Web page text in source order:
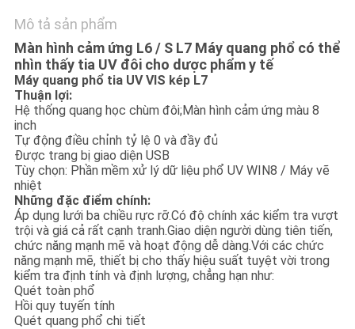
ĐỒ
TRANG
WEB
PRIVACY
POLICY
Mô tả sản phẩm
Màn hình cảm ứng L6 / S L7 Máy quang phổ có thể
nhìn thấy tia UV đôi cho dược phẩm y tế
Máy quang phổ tia UV VIS kép L7
Thuận lợi:
Hệ thống quang học chùm đôi;Màn hình cảm ứng màu 8
inch
Tự động điều chỉnh tỷ lệ 0 và đầy đủ
Được trang bị giao diện USB
Tùy chọn: Phần mềm xử lý dữ liệu phổ UV WIN8 / Máy vẽ
nhiệt
Những đặc điểm chính:
Áp dụng lưới ba chiều rực rỡ.Có độ chính xác kiểm tra vượt
trội và giá cả rất cạnh tranh.Giao diện người dùng tiên tiến,
chức năng mạnh mẽ và hoạt động dễ dàng.Với các chức
năng mạnh mẽ, thiết bị cho thấy hiệu suất tuyệt vời trong
kiểm tra định tính và định lượng, chẳng hạn như:
Quét toàn phổ
Hồi quy tuyến tính
Quét quang phổ chi tiết